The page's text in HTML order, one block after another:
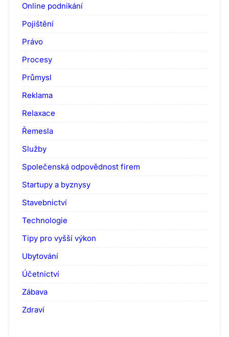
Online podnikání
Pojištění
Právo
Procesy
Průmysl
Reklama
Relaxace
Řemesla
Služby
Společenská odpovědnost firem
Startupy a byznysy
Stavebnictví
Technologie
Tipy pro vyšší výkon
Ubytování
Účetnictví
Zábava
Zdraví